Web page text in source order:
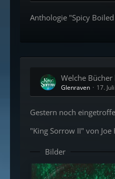
Anthologie "Spicy
Welche
Glenraven 17.
Gestern noch
"King Sorrow II" von Joe
Bilder